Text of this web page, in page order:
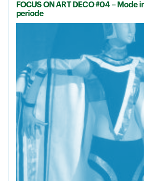
FOCUS ON ART DECO #04 – Mode
periode